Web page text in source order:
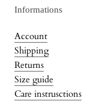
Informations
Account
Shipping
Returns
Size guide
Care instrusctions